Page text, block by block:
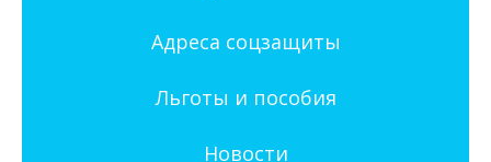
Адреса соцзащиты
Льготы и пособия
Новости